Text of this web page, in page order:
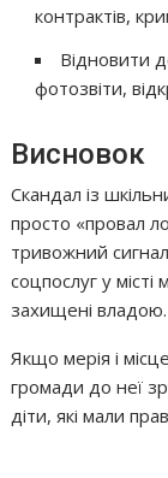
контрактів,
Відновити
фотозвіти,
Висновок
Скандал із
просто «провал
тривожний
соцпослуг у
захищені владою.
Якщо мерія і
громади до неї
діти, які мали